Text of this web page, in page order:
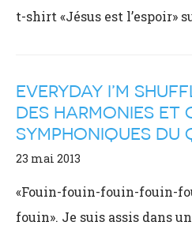
t-shirt «Jésus est l’espoir»
EVERYDAY I’M
DES HARMONIES ET
SYMPHONIQUES DU
23 mai 2013
«Fouin-fouin-fouin-fouin-
fouin». Je suis assis dans